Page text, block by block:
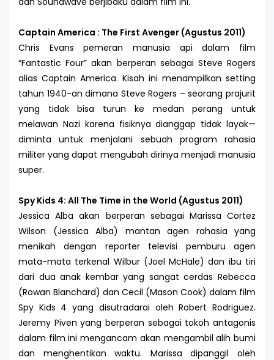
Captain America : The First Avenger (Agustus 2011)
Chris Evans pemeran manusia api dalam film
“Fantastic Four” akan berperan sebagai Steve Rogers
alias Captain America. Kisah ini menampilkan setting
tahun 1940-an dimana Steve Rogers – seorang prajurit
yang tidak bisa turun ke medan perang untuk
melawan Nazi karena fisiknya dianggap tidak layak—
diminta untuk menjalani sebuah program rahasia
militer yang dapat mengubah dirinya menjadi manusia
super.
Spy Kids 4: All The Time in the World (Agustus 2011)
Jessica Alba akan berperan sebagai Marissa Cortez
Wilson (Jessica Alba) mantan agen rahasia yang
menikah dengan reporter televisi pemburu agen
mata-mata terkenal Wilbur (Joel McHale) dan ibu tiri
dari dua anak kembar yang sangat cerdas Rebecca
(Rowan Blanchard) dan Cecil (Mason Cook) dalam film
Spy Kids 4 yang disutradarai oleh Robert Rodriguez.
Jeremy Piven yang berperan sebagai tokoh antagonis
dalam film ini mengancam akan mengambil alih bumi
dan menghentikan waktu. Marissa dipanggil oleh